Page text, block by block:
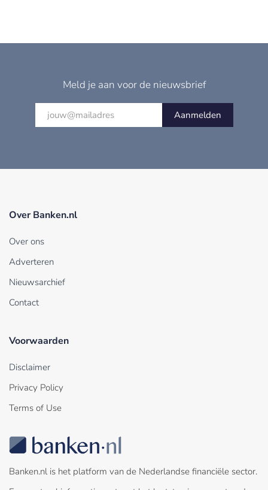
Meld je aan voor de nieuwsbrief
Aanmelden
Over Banken.nl
Over ons
Adverteren
Nieuwsarchief
Contact
Voorwaarden
Disclaimer
Privacy Policy
Terms of Use
Banken.nl is het platform van de Nederlandse financiële sector.